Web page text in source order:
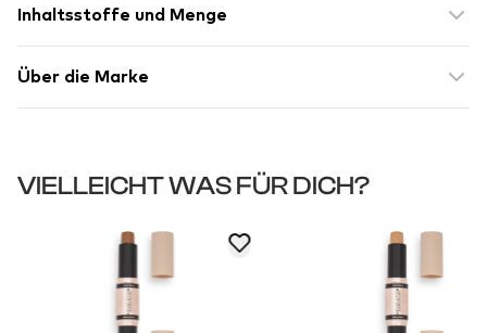
Inhaltsstoffe und Menge
Über die Marke
VIELLEICHT WAS FÜR DICH?